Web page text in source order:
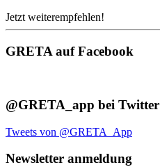
Jetzt weiterempfehlen!
GRETA auf Facebook
@GRETA_app bei Twitter
Tweets von @GRETA_App
Newsletter anmeldung